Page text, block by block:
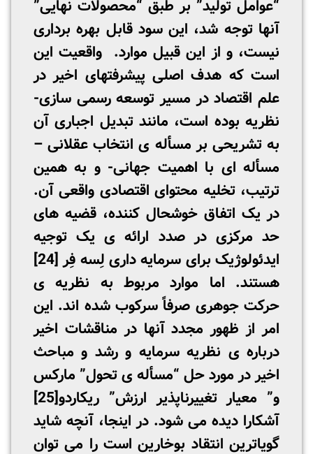
“عوامل تولید” بر طبق “محصولات نهایی”
آنها توجه شد، این سود قابل بهره­ برداری
نیست، و از این قبیل موارد. واقعیت این
است که هدف اصلی پیشرفتهای اخیر در
علم اقتصاد در مسیر توسعه­ رسمی ­سازی­
نظریه بوده است، مانند تبدیل اجباری آن
به تشریحی بر مسأله­ ی انتخاب عقلانی –
مسأله ای با اهمیت جهانی- و به همین
ترتیب، تخلیه محتوای اقتصادی واقعی آن.
در یک اتفاق خوشحال کننده، قضیه ­های
حد مرکزی در صدد ارائه­ ی یک توجیه
ایدئولوژیک برای سرمایه­ داری لِسه فِر[24]
هستند. اما موارد مربوط به نظریه­ ی
حرکت جوهری صرفاً سرکوب شده ­اند. این
امر از ظهور مجدد آنها در مناقشات اخیر
درباره­ ی نظریه سرمایه­ و رشد و مباحث
اخیر در مورد حل “مسأله ­ی تحول” مارکس
و” معیار تغییرناپذیر ارزش” ریکاردو[25]
آشکارا دیده می­ شود. در اینجا، آنچه شاید
گویاترین انتقاد بوخارین است را می­ توان